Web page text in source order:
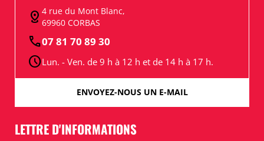
distance 4 rue du Mont Blanc,
69960 CORBAS
call07 81 70 89 30
scheduleLun. - Ven. de 9 h à 12 h et de 14 h à 17 h.
ENVOYEZ-NOUS UN E-MAIL
LETTRE D'INFORMATIONS